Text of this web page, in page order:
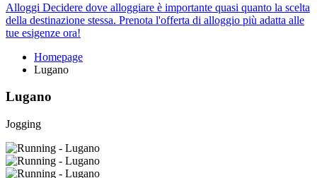
Alloggi Decidere dove alloggiare è importante quasi quanto la scelta
della destinazione stessa. Prenota l'offerta di alloggio più adatta alle
tue esigenze ora!
Homepage
Lugano
Lugano
Jogging